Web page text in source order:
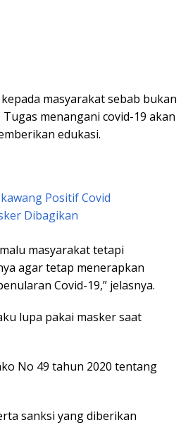
masyarakat sebab bukan
menangani covid-19 akan
edukasi.
Positif Covid
Dibagikan
masyarakat tetapi
agar tetap menerapkan
Covid-19,” jelasnya.
lupa pakai masker saat
No 49 tahun 2020 tentang
sanksi yang diberikan